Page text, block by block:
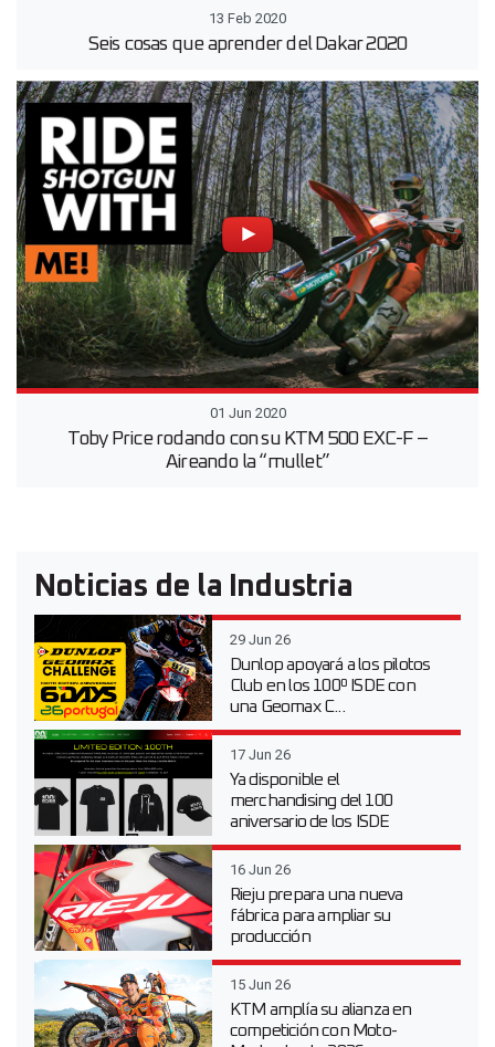
13 Feb 2020
Seis cosas que aprender del Dakar 2020
01 Jun 2020
Toby Price rodando con su KTM 500 EXC-F –
Aireando la “mullet”
Noticias de la Industria
29 Jun 26
Dunlop apoyará a los pilotos
Club en los 100º ISDE con
una Geomax C...
17 Jun 26
Ya disponible el
merchandising del 100
aniversario de los ISDE
16 Jun 26
Rieju prepara una nueva
fábrica para ampliar su
producción
15 Jun 26
KTM amplía su alianza en
competición con Moto-